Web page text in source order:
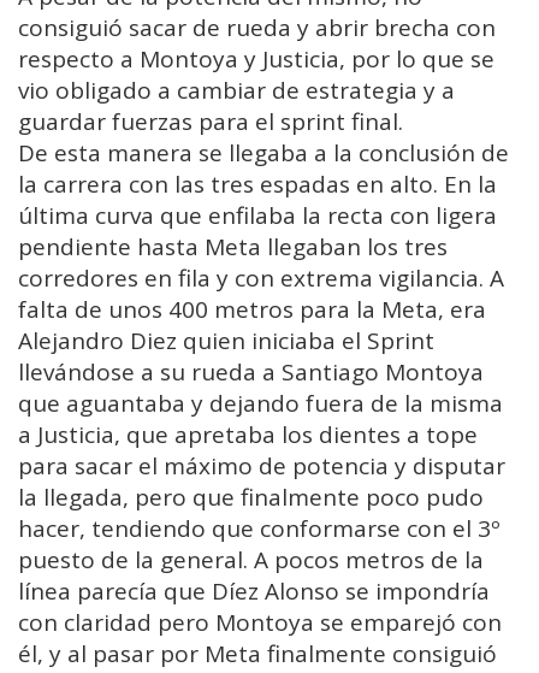
consiguió sacar de rueda y abrir brecha con
respecto a Montoya y Justicia, por lo que se
vio obligado a cambiar de estrategia y a
guardar fuerzas para el sprint final.
De esta manera se llegaba a la conclusión de
la carrera con las tres espadas en alto. En la
última curva que enfilaba la recta con ligera
pendiente hasta Meta llegaban los tres
corredores en fila y con extrema vigilancia. A
falta de unos 400 metros para la Meta, era
Alejandro Diez quien iniciaba el Sprint
llevándose a su rueda a Santiago Montoya
que aguantaba y dejando fuera de la misma
a Justicia, que apretaba los dientes a tope
para sacar el máximo de potencia y disputar
la llegada, pero que finalmente poco pudo
hacer, tendiendo que conformarse con el 3º
puesto de la general. A pocos metros de la
línea parecía que Díez Alonso se impondría
con claridad pero Montoya se emparejó con
él, y al pasar por Meta finalmente consiguió